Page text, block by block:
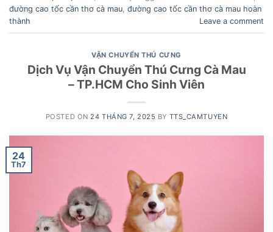
đường cao tốc cần thơ cà mau, đường cao tốc cần thơ cà mau hoàn
thành
Leave a comment
VẬN CHUYỂN THÚ CƯNG
Dịch Vụ Vận Chuyển Thú Cưng Cà Mau
– TP.HCM Cho Sinh Viên
POSTED ON 24 THÁNG 7, 2025 BY TTS_CAMTUYEN
24
Th7